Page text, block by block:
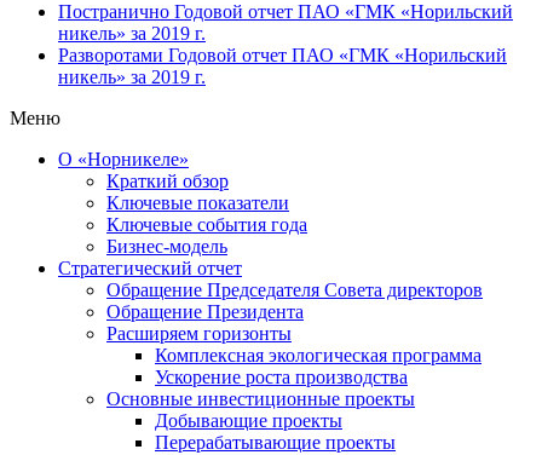
Постранично Годовой отчет ПАО «ГМК «Норильский
никель» за 2019 г.
Разворотами Годовой отчет ПАО «ГМК «Норильский
никель» за 2019 г.
Меню
О «Норникеле»
Краткий обзор
Ключевые показатели
Ключевые события года
Бизнес-модель
Стратегический отчет
Обращение Председателя Совета директоров
Обращение Президента
Расширяем горизонты
Комплексная экологическая программа
Ускорение роста производства
Основные инвестиционные проекты
Добывающие проекты
Перерабатывающие проекты